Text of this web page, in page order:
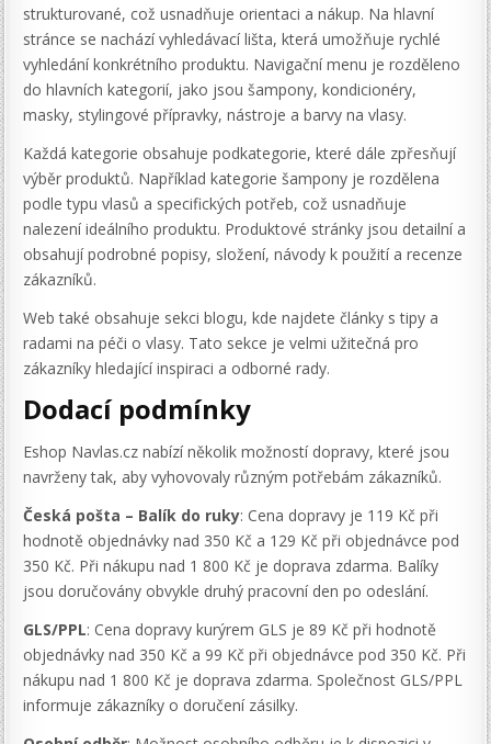
strukturované, což usnadňuje orientaci a nákup. Na hlavní
stránce se nachází vyhledávací lišta, která umožňuje rychlé
vyhledání konkrétního produktu. Navigační menu je rozděleno
do hlavních kategorií, jako jsou šampony, kondicionéry,
masky, stylingové přípravky, nástroje a barvy na vlasy.
Každá kategorie obsahuje podkategorie, které dále zpřesňují
výběr produktů. Například kategorie šampony je rozdělena
podle typu vlasů a specifických potřeb, což usnadňuje
nalezení ideálního produktu. Produktové stránky jsou detailní a
obsahují podrobné popisy, složení, návody k použití a recenze
zákazníků.
Web také obsahuje sekci blogu, kde najdete články s tipy a
radami na péči o vlasy. Tato sekce je velmi užitečná pro
zákazníky hledající inspiraci a odborné rady.
Dodací podmínky
Eshop Navlas.cz nabízí několik možností dopravy, které jsou
navrženy tak, aby vyhovovaly různým potřebám zákazníků.
Česká pošta – Balík do ruky: Cena dopravy je 119 Kč při
hodnotě objednávky nad 350 Kč a 129 Kč při objednávce pod
350 Kč. Při nákupu nad 1 800 Kč je doprava zdarma. Balíky
jsou doručovány obvykle druhý pracovní den po odeslání.
GLS/PPL: Cena dopravy kurýrem GLS je 89 Kč při hodnotě
objednávky nad 350 Kč a 99 Kč při objednávce pod 350 Kč. Při
nákupu nad 1 800 Kč je doprava zdarma. Společnost GLS/PPL
informuje zákazníky o doručení zásilky.